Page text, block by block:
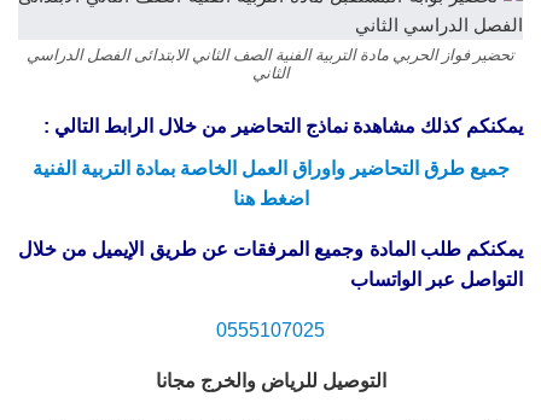
تحضير فواز الحربي مادة التربية الفنية الصف الثاني الابتدائى الفصل الدراسي
الثاني
يمكنكم كذلك مشاهدة نماذج التحاضير من خلال الرابط التالي :
جميع طرق التحاضير واوراق العمل الخاصة بمادة التربية الفنية
اضغط هنا
يمكنكم طلب المادة وجميع المرفقات عن طريق الإيميل من خلال
التواصل عبر الواتساب
0555107025
التوصيل للرياض والخرج مجانا